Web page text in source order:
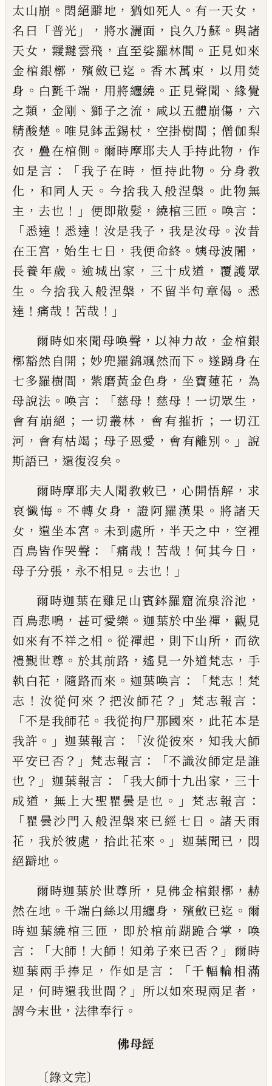
太山崩 。 悶絕躃地 ， 猶如死人 。 有一天女 ，
名曰 「普光 」， 將水灑面 ， 良久乃蘇 。與諸
天女 ， 靉靆雲飛 ， 直至娑羅林間 。 正見如來
金棺銀槨 ， 殯斂已迄 。 香木萬束 ， 以用焚
身 。 白氈千端 ， 用將纏繞 。 正見聲聞 、 緣覺
之類 ， 金剛 、 獅子之流 ， 咸以五體崩傷 ， 六
精酸楚 。 唯見鉢盂錫杖 ， 空掛樹間 ； 僧伽梨
衣 ， 疊在棺側 。 爾時摩耶夫人手持此物 ， 作
如是言 ：「我子在時 ， 恒持此物 。 分身教
化 ， 和同人天 。 今捨我入般涅槃 。 此物無
主 ，去也 ！」 便即散髮 ， 繞棺三匝 。 喚言 ：
「悉達 ！ 悉達 ！ 汝是我子 ， 我是汝母 。 汝昔
在王宮 ，始生七日 ， 我便命終 。姨母波闍 ，
長養年歲 。 逾城出家 ， 三十成道 ， 覆護眾
生 。 今捨我入般涅槃 ， 不留半句章偈 。 悉
達 ！ 痛哉 ！ 苦哉 ！」
爾時如來聞母喚聲 ， 以神力故 ， 金棺銀
槨豁然自開 ； 妙兜羅錦颯然而下 。 遂踴身在
七多羅樹間 ， 紫磨黃金色身 ， 坐寶蓮花 ， 為
母說法 。 喚言 ：「慈母 ！ 慈母 ！ 一切眾生 ，
會有崩絕 ； 一切叢林 ， 會有摧折 ； 一切江
河 ， 會有枯竭 ； 母子恩愛 ， 會有離別 。」 說
斯語已 ， 還復沒矣 。
爾時摩耶夫人聞教敕已 ， 心開悟解 ， 求
哀懺悔 。不轉女身 ，證阿羅漢果 。 將諸天
女 ， 還坐本宮 。 未到處所 ，半天之中 ， 空裡
百鳥皆作哭聲 ：「痛哉 ！ 苦哉 ！何其今日 ，
母子分張 ， 永不相見 。 去也 ！」
爾時迦葉在雞足山賓鉢羅窟流泉浴池 ，
百鳥悲鳴 ， 甚可愛樂 。 迦葉於中坐禪 ，觀見
如來有不祥之相 。 從禪起 ， 則下山所 ， 而欲
禮覲世尊 。 於其前路 ，遙見一外道梵志 ， 手
執白花 ， 隨路而來 。 迦葉喚言 ：「梵志 ！ 梵
志 ！ 汝從何來 ？ 把汝師花 ？」 梵志報言 ：
「不是我師花 。 我從拘尸那國來 ， 此花本是
我許 。」 迦葉報言 ：「汝從彼來 ， 知我大師
平安已否 ？」 梵志報言 ：「不識汝師定是誰
也 ？」 迦葉報言 ：「我大師十九出家 ， 三十
成道 ， 無上大聖瞿曇是也 。」 梵志報言 ：
「瞿曇沙門入般涅槃來已經七日 。 諸天雨
花 ， 我於彼處 ， 拾此花來 。」 迦葉聞已 ， 悶
絕躃地 。
爾時迦葉於世尊所 ， 見佛金棺銀槨 ， 赫
然在地 。千端白絲以用纏身 ， 殯斂已迄 。 爾
時迦葉繞棺三匝 ， 即於棺前䠒跪合掌 ， 喚
言 ：「大師 ！ 大師 ！ 知弟子來已否 ？」爾時
迦葉兩手捧足 ， 作如是言 ：「千輻輪相滿
足 ，何時還我世間 ？」 所以如來現兩足者 ，
謂今末世 ， 法律奉行 。
佛母經
〔錄文完〕